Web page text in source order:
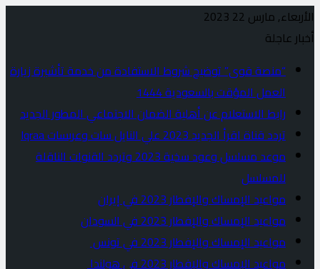
الأربعاء, مارس 22 2023
أخبار عاجلة
“منصة قوى” توضيح شروط الاستفادة من خدمة تأشيرة زيارة
العمل المؤقت بالسعودية 1444
رابط الاستعلام عن أهلية الضمان الاجتماعي المطور الجديد
تردد قناة اقرأ الجديد 2023 علي النايل سات وعربسات Iqraa
موعد مسلسل وعود سخية 2023 وتردد القنوات الناقلة
للمسلسل
مواعيد الإمساك والإفطار 2023 في إيران
مواعيد الإمساك والإفطار 2023 في السودان
مواعيد الإمساك والإفطار 2023 في تونس
مواعيد الإمساك والإفطار 2023 في هولندا